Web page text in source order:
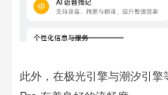
此外，在极光引擎与潮汐引